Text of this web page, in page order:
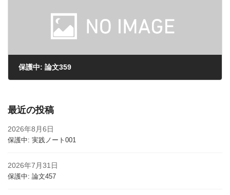
保護中: 論文359
最近の投稿
2026年8月6日
保護中: 実践ノート001
2026年7月31日
保護中: 論文457